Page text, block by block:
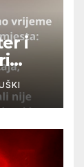
i